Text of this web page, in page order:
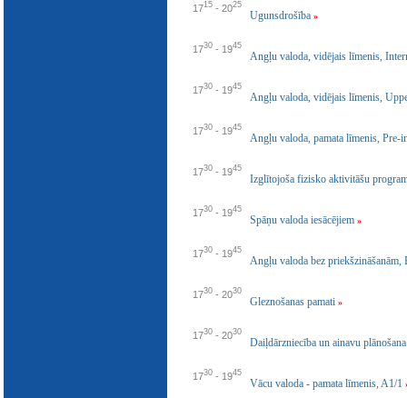
1715 - 2025
Ugunsdrošība »
1730 - 1945
Angļu valoda, vidējais līmenis,
1730 - 1945
Angļu valoda, vidējais līmenis,
1730 - 1945
Angļu valoda, pamata līmenis, Pre-
1730 - 1945
Izglītojoša fizisko aktivitāšu
1730 - 1945
Spāņu valoda iesācējiem »
1730 - 1945
Angļu valoda bez
1730 - 2030
Gleznošanas pamati »
1730 - 2030
Daiļdārzniecība un ainavu plānošana
1730 - 1945
Vācu valoda - pamata līmenis, A1/1